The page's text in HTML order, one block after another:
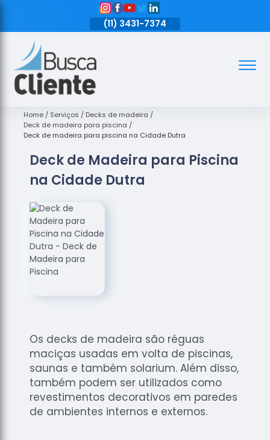
(11) 3431-7374
Assoalhos
de Madeira
Decks de
Empresas
de
de Madeira
Loja de
Assoalhos
Raspagem
de
Raspagem
de Tacos
de
Madeiras
Raspagens
de Pisos
Home Serviços
Decks de madeira
Deck de madeira para piscina
Deck de madeira para piscina na Cidade Dutra
Deck de Madeira para Piscina
na Cidade Dutra
Os decks de madeira são réguas
maciças usadas em volta de piscinas,
saunas e também solarium. Além disso,
também podem ser utilizados como
revestimentos decorativos em paredes
de ambientes internos e externos.